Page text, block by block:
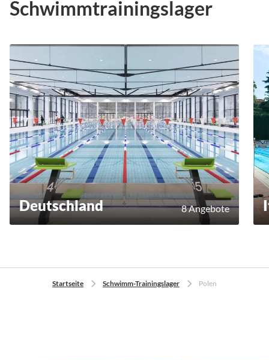
Schwimmtrainingslager
Deutschland 8 Angebote
Startseite Schwimm-Trainingslager Polen